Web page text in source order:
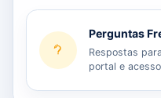
Perguntas
Respostas
portal e